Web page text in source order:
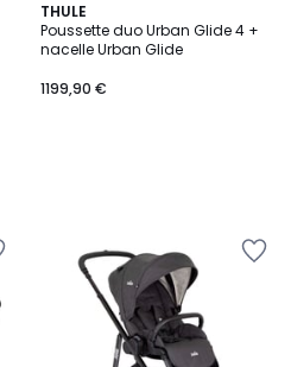
THULE
Poussette duo Urban Glide 4 +
nacelle Urban Glide
1199,90 €